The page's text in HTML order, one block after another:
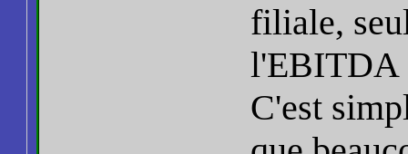
filiale,
l'EBITDA
C'est